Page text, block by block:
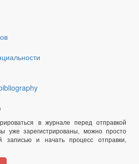
в журнале перед отправкой
уже зарегистрированы, можно просто
записью и начать процесс отправки,